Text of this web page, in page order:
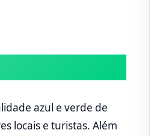
azul e verde de
locais e turistas. Além